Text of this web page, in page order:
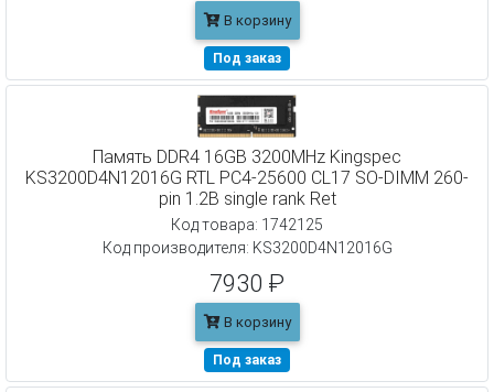
В корзину
Под заказ
Память DDR4 16GB 3200MHz Kingspec
KS3200D4N12016G RTL PC4-25600 CL17 SO-DIMM 260-
pin 1.2В single rank Ret
Код товара: 1742125
Код производителя: KS3200D4N12016G
7930 ₽
В корзину
Под заказ